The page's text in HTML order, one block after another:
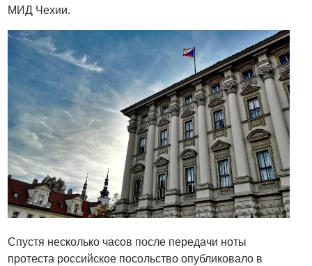
МИД Чехии.
Спустя несколько часов после передачи ноты
протеста российское посольство опубликовало в